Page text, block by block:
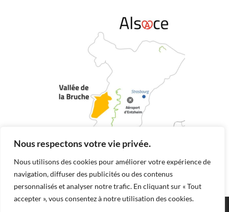
Nous respectons votre vie privée.
Nous utilisons des cookies pour améliorer votre expérience de
navigation, diffuser des publicités ou des contenus
personnalisés et analyser notre trafic. En cliquant sur « Tout
accepter », vous consentez à notre utilisation des cookies.